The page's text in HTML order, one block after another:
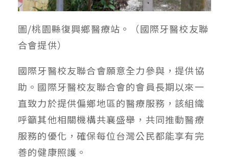
圖/桃園縣復興鄉醫療站。（國際牙醫校友聯
合會提供）
國際牙醫校友聯合會願意全力參與，提供協
助。國際牙醫校友聯合會的會員長期以來一
直致力於提供偏鄉地區的醫療服務，該組織
呼籲其他相關機構共襄盛舉，共同推動醫療
服務的優化，確保每位台灣公民都能享有完
善的健康照護。